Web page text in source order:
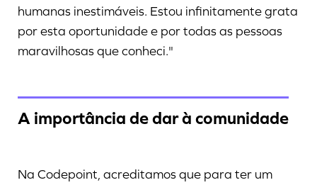
humanas inestimáveis. Estou infinitamente grata
por esta oportunidade e por todas as pessoas
maravilhosas que conheci."
A importância de dar à comunidade
Na Codepoint, acreditamos que para ter um